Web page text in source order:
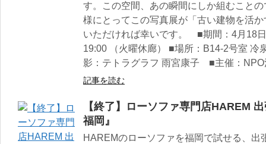
す。この空間、あの瞬間にしか組むこと
様にとってこの写真展が「古い建物を活
いただければ幸いです。 ■期間：4月18
19:00 （火曜休廊） ■場所：B14-2号室
影：テトラグラフ 雨宮康子 ■主催：NPO
記事を読む
【終了】ローソファ専門店HAREM
福岡』
HAREMのローソファを福岡で試せる、